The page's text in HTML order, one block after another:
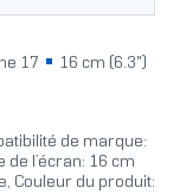
17
16 cm (6.3")
de marque:
de l’écran: 16 cm
Couleur du produit: